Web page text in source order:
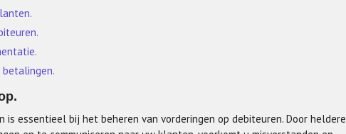
betalingen.
essentieel bij het beheren van vorderingen op debiteuren. Door heldere